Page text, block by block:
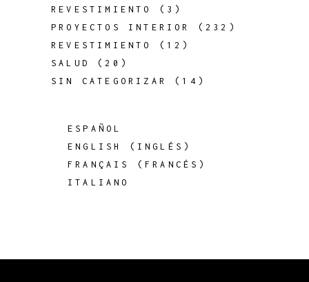
REVESTIMIENTO
(3)
PROYECTOS INTERIOR
(232)
REVESTIMIENTO
(12)
SALUD
(20)
SIN CATEGORIZAR
(14)
ESPAÑOL
ENGLISH
( INGLÉS )
FRANÇAIS
(FRANCÉS )
ITALIANO